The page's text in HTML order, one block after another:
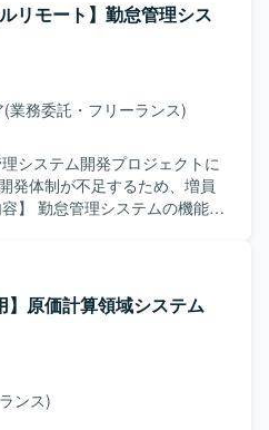
リモート】勤怠管理シス
(業務委託・フリーランス)
システム開発プロジェクトに
発体制が不足するため、増員
ン開発を行い、SQLを用いた
成も実施していただきます。
の整理、レビュー対応など
ーションを取りながら、自ら
る方を求めております。既存
ップしつつ、品質と効率の両
】原価計算領域システム
ンス)